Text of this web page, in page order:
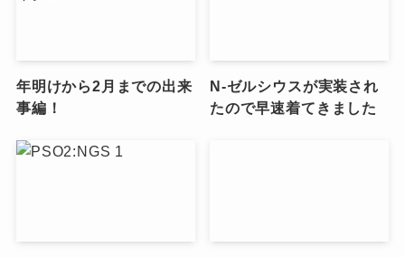
年明けから2月までの出来
事編！
N-ゼルシウスが実装され
たので早速着てきました